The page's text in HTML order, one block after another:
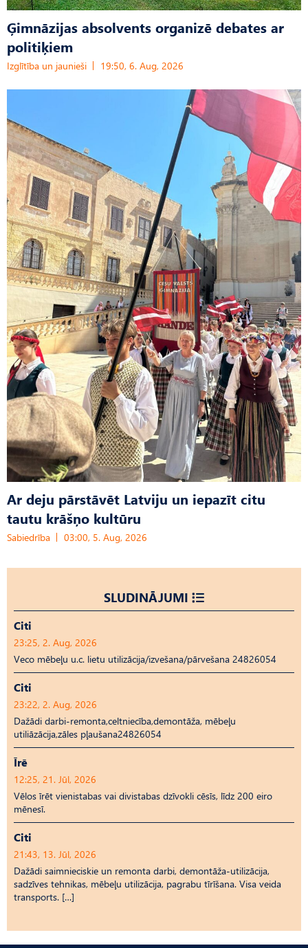
Ģimnāzijas absolvents organizē debates ar
politiķiem
Izglītība un jaunieši 19:50, 6. Aug, 2026
Ar deju pārstāvēt Latviju un iepazīt citu
tautu krāšņo kultūru
Sabiedrība 03:00, 5. Aug, 2026
SLUDINĀJUMI
Citi
23:25, 2. Aug, 2026
Veco mēbeļu u.c. lietu utilizācija/izvešana/pārvešana 24826054
Citi
23:22, 2. Aug, 2026
Dažādi darbi-remonta,celtniecība,demontāža, mēbeļu
utiliāzācija,zāles pļaušana24826054
Īrē
12:25, 21. Jūl, 2026
Vēlos īrēt vienistabas vai divistabas dzīvokli cēsīs, līdz 200 eiro
mēnesī.
Citi
21:43, 13. Jūl, 2026
Dažādi saimnieciskie un remonta darbi, demontāža-utilizācija,
sadzīves tehnikas, mēbeļu utilizācija, pagrabu tīrīšana. Visa veida
transports. […]